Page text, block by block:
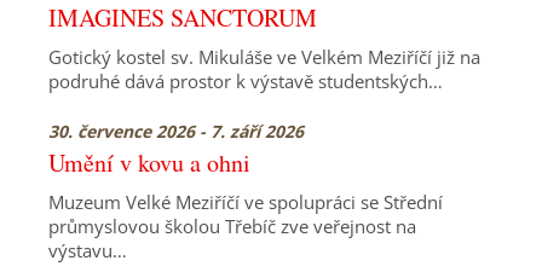
IMAGINES SANCTORUM
Gotický kostel sv. Mikuláše ve Velkém Meziříčí již na
podruhé dává prostor k výstavě studentských…
30. července 2026 - 7. září 2026
Umění v kovu a ohni
Muzeum Velké Meziříčí ve spolupráci se Střední
průmyslovou školou Třebíč zve veřejnost na
výstavu…